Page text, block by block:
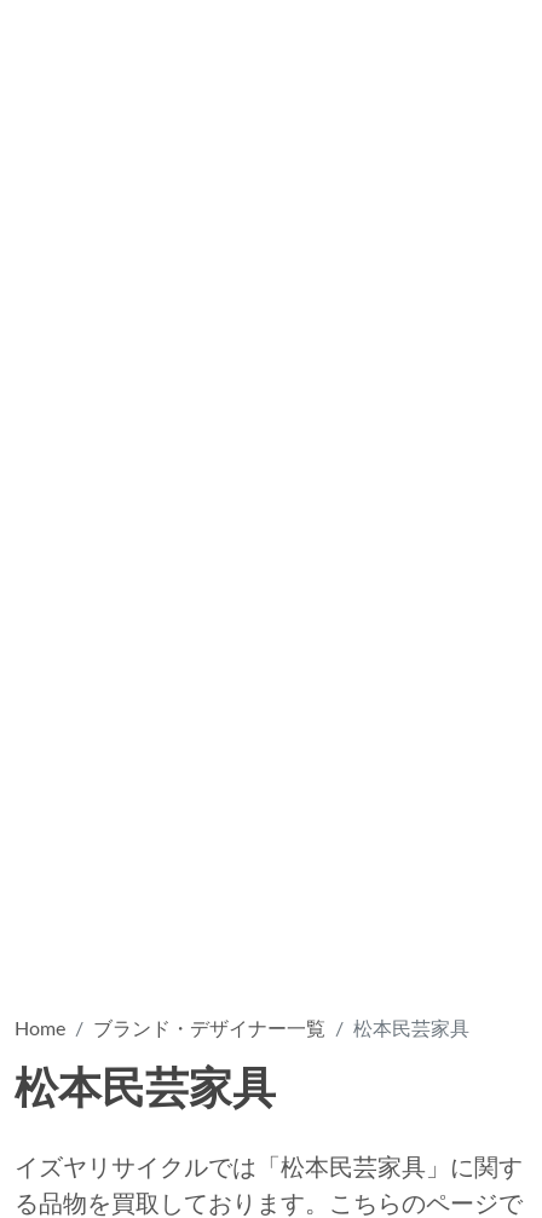
Home ブランド・デザイナー一覧 松本民芸家具
松本民芸家具
イズヤリサイクルでは「松本民芸家具」に関す
る品物を買取しております。こちらのページで